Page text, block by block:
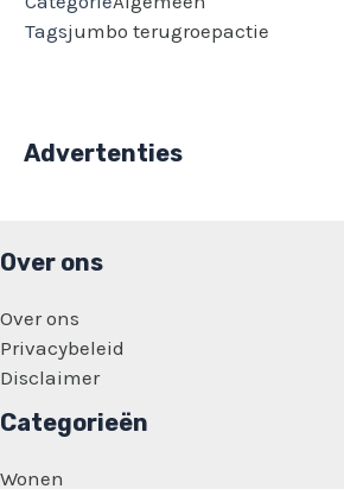
Tagsjumbo terugroepactie
Advertenties
Over ons
Over ons
Privacybeleid
Disclaimer
Categorieën
Wonen